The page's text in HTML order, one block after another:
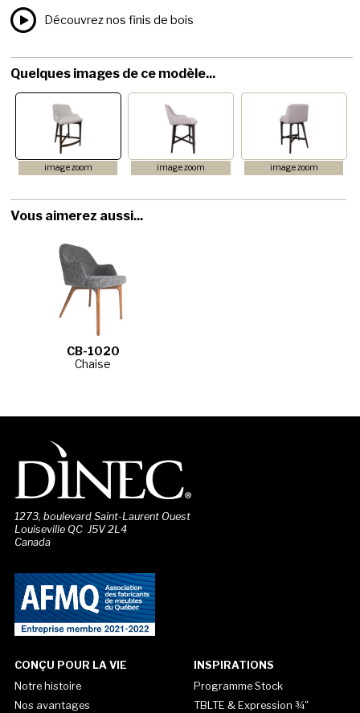
Découvrez nos finis de bois
Quelques images de ce modèle...
image zoom image zoom image zoom
Vous aimerez aussi...
CB-1020
Chaise
1273, boulevard Saint-Laurent Ouest
Louiseville QC J5V 2L4
Canada
CONÇU POUR LA VIE
Notre histoire
Nos avantages
INSPIRATIONS
Programme Stock
TBLTE & Expression ¾"